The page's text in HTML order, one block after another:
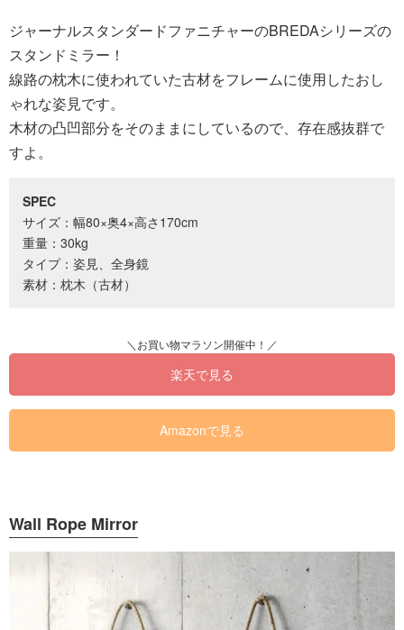
ジャーナルスタンダードファニチャーのBREDAシリーズの
スタンドミラー！
線路の枕木に使われていた古材をフレームに使用したおし
ゃれな姿見です。
木材の凸凹部分をそのままにしているので、存在感抜群で
すよ。
SPEC
サイズ：幅80×奥4×高さ170cm
重量：30kg
タイプ：姿見、全身鏡
素材：枕木（古材）
楽天で見る
Amazonで見る
Wall Rope Mirror